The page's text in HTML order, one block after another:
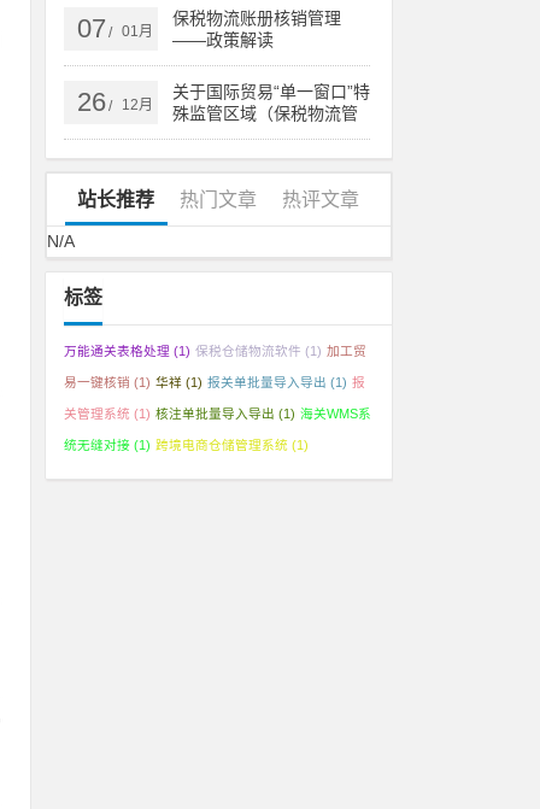
07 / 01月
保税物流账册核销管理
——政策解读
26/ 12月
关于国际贸易“单一窗口”特
殊监管区域（保税物流管
理）系统更新的通知
站长推荐 热门文章 热评文章
N/A
标签
万能通关表格处理 (1) 保税仓储物流软件 (1) 加工贸
易一键核销 (1) 华祥 (1) 报关单批量导入导出 (1) 报
关管理系统 (1) 核注单批量导入导出 (1) 海关WMS系
统无缝对接 (1) 跨境电商仓储管理系统 (1)